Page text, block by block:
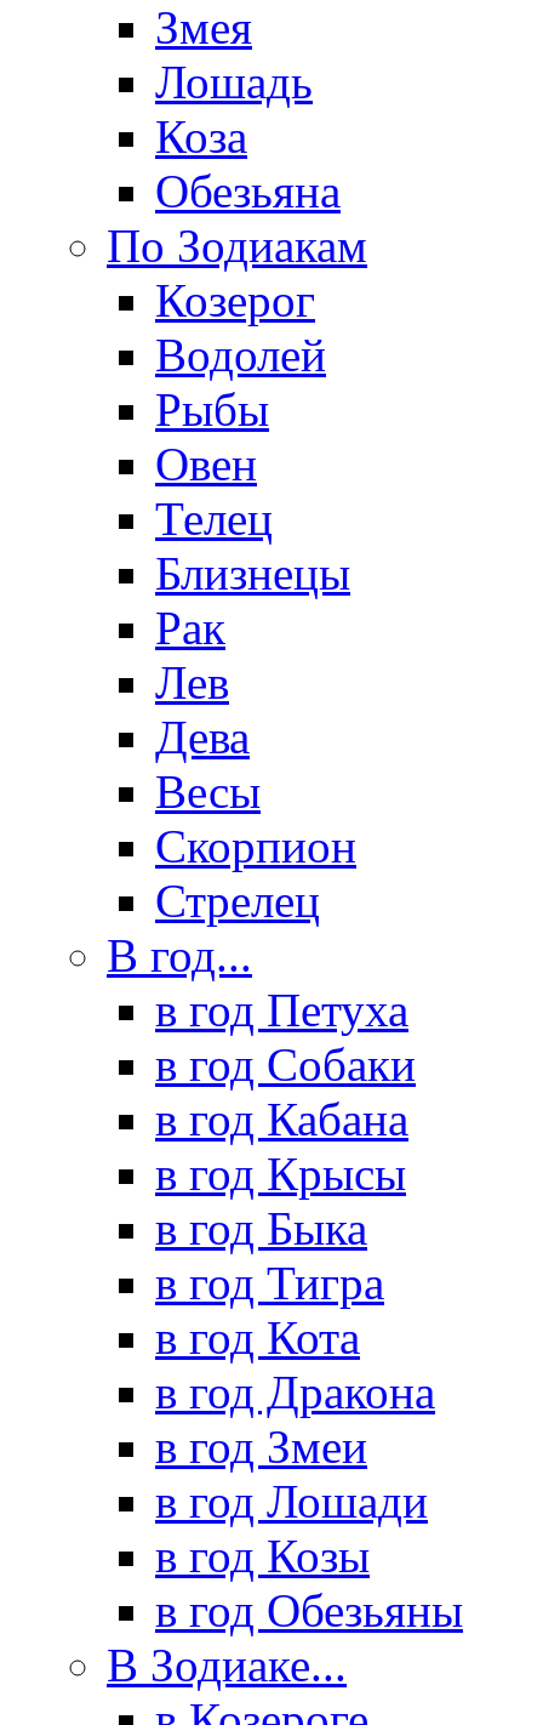
Змея
Лошадь
Коза
Обезьяна
По Зодиакам
Козерог
Водолей
Рыбы
Овен
Телец
Близнецы
Рак
Лев
Дева
Весы
Скорпион
Стрелец
В год...
в год Петуха
в год Собаки
в год Кабана
в год Крысы
в год Быка
в год Тигра
в год Кота
в год Дракона
в год Змеи
в год Лошади
в год Козы
в год Обезьяны
В Зодиаке...